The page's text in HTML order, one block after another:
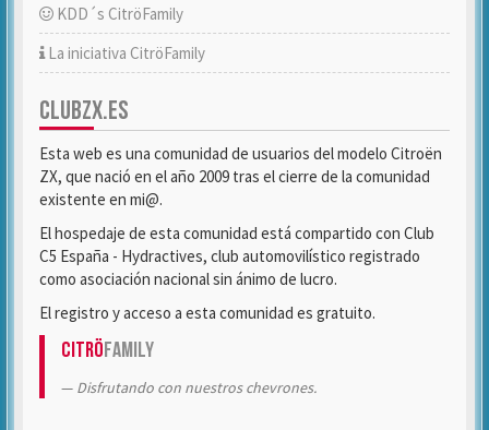
KDD´s CitröFamily
La iniciativa CitröFamily
CLUBZX.ES
Esta web es una comunidad de usuarios del modelo Citroën
ZX, que nació en el año 2009 tras el cierre de la comunidad
existente en mi@.
El hospedaje de esta comunidad está compartido con Club
C5 España - Hydractives, club automovilístico registrado
como asociación nacional sin ánimo de lucro.
El registro y acceso a esta comunidad es gratuito.
CitröFamily
Disfrutando con nuestros chevrones.